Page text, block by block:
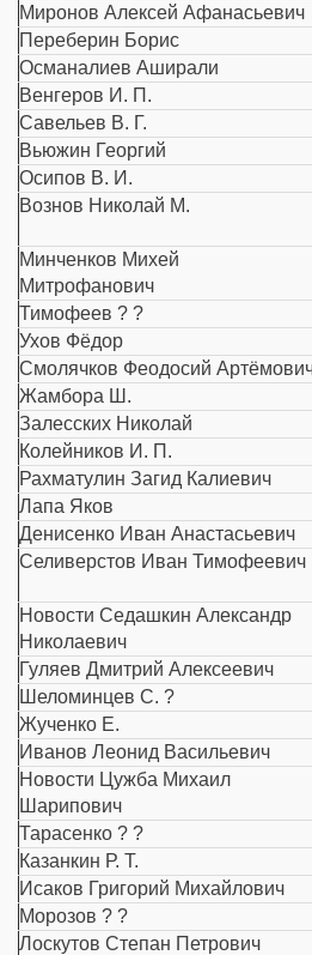
Миронов Алексей Афанасьевич
Переберин Борис
Османалиев Аширали
Венгеров И. П.
Савельев В. Г.
Вьюжин Георгий
Осипов В. И.
Вознов Николай М.
Минченков Михей
Митрофанович
Тимофеев ? ?
Ухов Фёдор
Смолячков Феодосий
Жамбора Ш.
Залесских Николай
Колейников И. П.
Рахматулин Загид Калиевич
Лапа Яков
Денисенко Иван Анастасьевич
Селиверстов Иван Тимофеевич
Новости Седашкин Александр
Николаевич
Гуляев Дмитрий Алексеевич
Шеломинцев С. ?
Жученко Е.
Иванов Леонид Васильевич
Новости Цужба Михаил
Шарипович
Тарасенко ? ?
Казанкин Р. Т.
Исаков Григорий Михайлович
Морозов ? ?
Лоскутов Степан Петрович